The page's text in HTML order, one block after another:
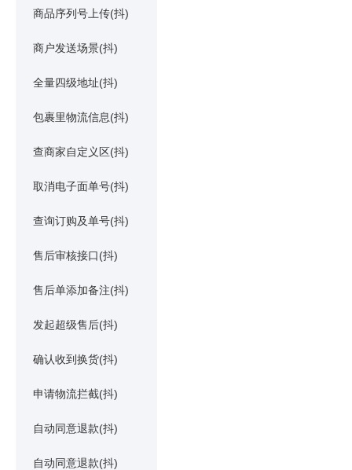
商品序列号上传(抖)
商户发送场景(抖)
全量四级地址(抖)
包裹里物流信息(抖)
查商家自定义区(抖)
取消电子面单号(抖)
查询订购及单号(抖)
售后审核接口(抖)
售后单添加备注(抖)
发起超级售后(抖)
确认收到换货(抖)
申请物流拦截(抖)
自动同意退款(抖)
自动同意退款(抖)